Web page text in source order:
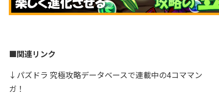
■関連リンク
↓パズドラ 究極攻略データベースで連載中の4コママン
ガ！